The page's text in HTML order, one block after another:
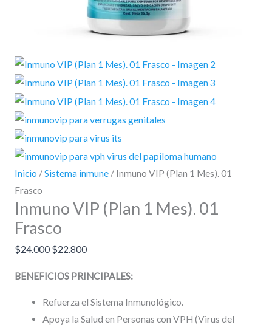
Inicio /Sistema inmune/ Inmuno VIP (Plan 1 Mes). 01
Frasco
Inmuno VIP (Plan 1 Mes). 01
Frasco
$24.000 $22.800
BENEFICIOS PRINCIPALES:
Refuerza el Sistema Inmunológico.
Apoya la Salud en Personas con VPH (Virus del